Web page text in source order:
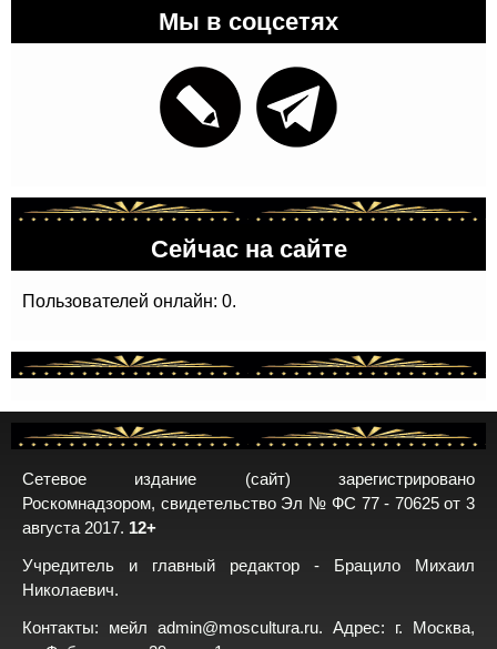
Мы в соцсетях
Сейчас на сайте
Пользователей онлайн: 0.
Сетевое издание (сайт) зарегистрировано
Роскомнадзором, свидетельство Эл № ФС 77 - 70625 от 3
августа 2017. 12+
Учредитель и главный редактор - Брацило Михаил
Николаевич.
Контакты: мейл admin@moscultura.ru. Адрес: г. Москва,